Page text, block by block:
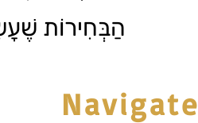
הַבְּחִירוֹת
Navigate